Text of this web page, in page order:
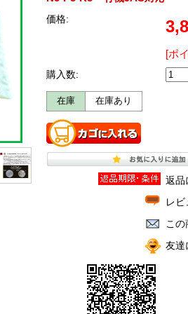
価格:
[ポ
購入数:
在庫 在庫あり
返品
レ
こ
友達